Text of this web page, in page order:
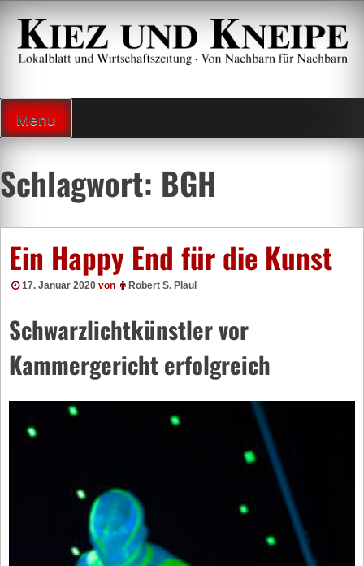
Zum
Inhalt
springen
Menu
Schlagwort: BGH
Ein Happy End für die Kunst
17. Januar 2020 von Robert S. Plaul
Schwarzlichtkünstler vor
Kammergericht erfolgreich